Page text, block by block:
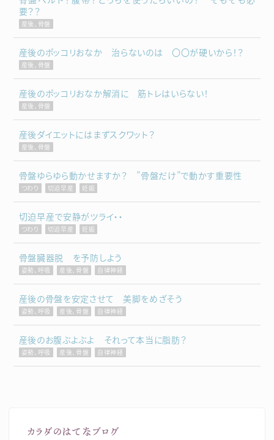
要？？
産後、骨盤
産後のポッコリおなか 治らないのは 〇〇が硬いから！？
産後、骨盤
産後のポッコリおなか解消に 筋トレはいらない！
産後、骨盤
産後ダイエットにはまずスクワット？
産後、骨盤
骨盤ゆらゆら動かせますか？ ”骨盤だけ”で動かす重要性
つわり 切迫早産 妊娠
切迫早産で安静がツライ・・
つわり 切迫早産 妊娠
骨盤臓器脱 を予防しよう
姿勢、呼吸 産後、骨盤 自律神経
産後の骨盤を安定させて 美脚をめざそう
姿勢、呼吸 産後、骨盤 自律神経
産後のお腹ぶよぶよ それって本当に脂肪？
姿勢、呼吸 産後、骨盤 自律神経
カラダのはてなブログ